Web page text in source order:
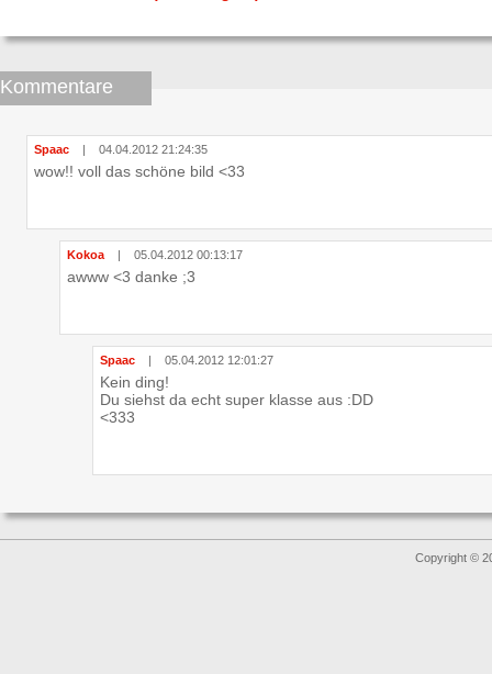
Kommentare
Spaac | 04.04.2012 21:24:35
wow!! voll das schöne bild <33
Kokoa | 05.04.2012 00:13:17
awww <3 danke ;3
Spaac | 05.04.2012 12:01:27
Kein ding!
Du siehst da echt super klasse aus :DD
<333
Copyright ©